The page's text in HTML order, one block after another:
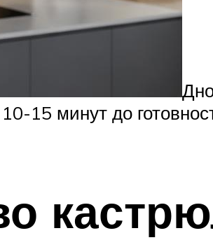
15 минут до